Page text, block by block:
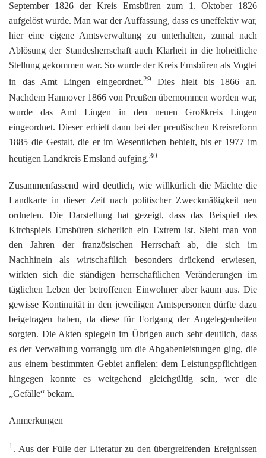
September 1826 der Kreis Emsbüren zum 1. Oktober 1826
aufgelöst wurde. Man war der Auffassung, dass es uneffektiv war,
hier eine eigene Amtsverwaltung zu unterhalten, zumal nach
Ablösung der Standesherrschaft auch Klarheit in die hoheitliche
Stellung gekommen war. So wurde der Kreis Emsbüren als Vogtei
in das Amt Lingen eingeordnet.29
Dies hielt bis 1866 an.
Nachdem Hannover 1866 von Preußen übernommen worden war,
wurde das Amt Lingen in den neuen Großkreis Lingen
eingeordnet. Dieser erhielt dann bei der preußischen Kreisreform
1885 die Gestalt, die er im Wesentlichen behielt, bis er 1977 im
heutigen Landkreis Emsland aufging.30
Zusammenfassend wird deutlich, wie willkürlich die Mächte die
Landkarte in dieser Zeit nach politischer Zweckmäßigkeit neu
ordneten. Die Darstellung hat gezeigt, dass das Beispiel des
Kirchspiels Emsbüren sicherlich ein Extrem ist. Sieht man von
den Jahren der französischen Herrschaft ab, die sich im
Nachhinein als wirtschaftlich besonders drückend erwiesen,
wirkten sich die ständigen herrschaftlichen Veränderungen im
täglichen Leben der betroffenen Einwohner aber kaum aus. Die
gewisse Kontinuität in den jeweiligen Amtspersonen dürfte dazu
beigetragen haben, da diese für Fortgang der Angelegenheiten
sorgten. Die Akten spiegeln im Übrigen auch sehr deutlich, dass
es der Verwaltung vorrangig um die Abgabenleistungen ging, die
aus einem bestimmten Gebiet anfielen; dem Leistungspflichtigen
hingegen konnte es weitgehend gleichgültig sein, wer die
„Gefälle“ bekam.
Anmerkungen
1 . Aus der Fülle der Literatur zu den übergreifenden Ereignissen